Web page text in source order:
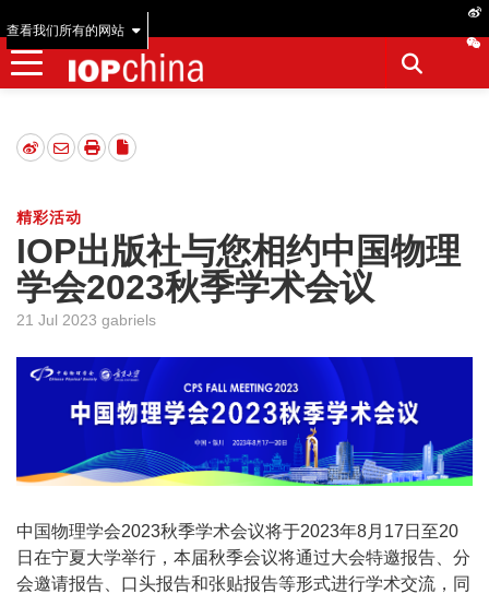
查看我们所有的网站
精彩活动
IOP出版社与您相约中国物理
学会2023秋季学术会议
21 Jul 2023 gabriels
中国物理学会2023秋季学术会议将于2023年8月17日至20
日在宁夏大学举行，本届秋季会议将通过大会特邀报告、分
会邀请报告、口头报告和张贴报告等形式进行学术交流，同